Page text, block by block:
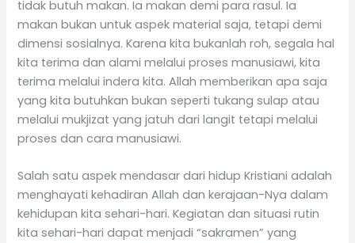
tidak butuh makan. Ia makan demi para rasul. Ia
makan bukan untuk aspek material saja, tetapi demi
dimensi sosialnya. Karena kita bukanlah roh, segala hal
kita terima dan alami melalui proses manusiawi, kita
terima melalui indera kita. Allah memberikan apa saja
yang kita butuhkan bukan seperti tukang sulap atau
melalui mukjizat yang jatuh dari langit tetapi melalui
proses dan cara manusiawi.
Salah satu aspek mendasar dari hidup Kristiani adalah
menghayati kehadiran Allah dan kerajaan-Nya dalam
kehidupan kita sehari-hari. Kegiatan dan situasi rutin
kita sehari-hari dapat menjadi “sakramen” yang